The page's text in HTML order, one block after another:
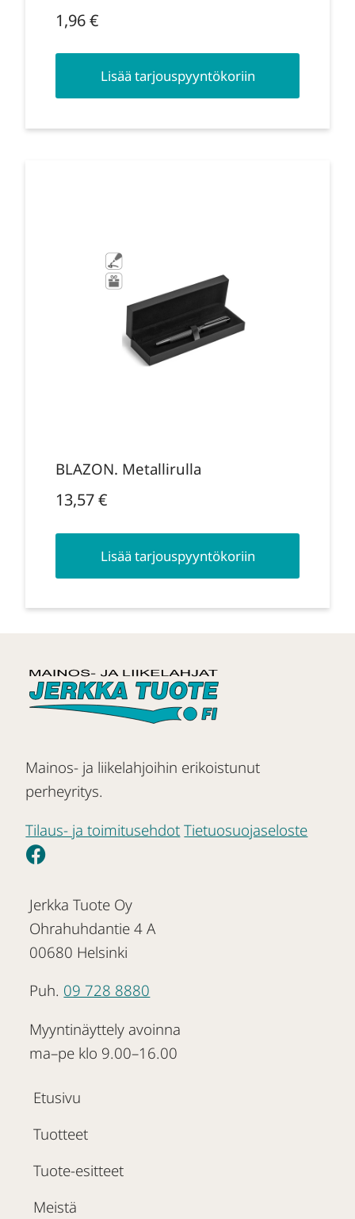
1,96€
Lisää tarjouspyyntökoriin
BLAZON. Metallirulla
13,57€
Lisää tarjouspyyntökoriin
Mainos- ja liikelahjoihin erikoistunut
perheyritys.
Tilaus- ja toimitusehdot Tietuosuojaseloste
Jerkka Tuote Oy
Ohrahuhdantie 4 A
00680 Helsinki
Puh. 09 728 8880
Myyntinäyttely avoinna
ma–pe klo 9.00–16.00
Etusivu
Tuotteet
Tuote-esitteet
Meistä